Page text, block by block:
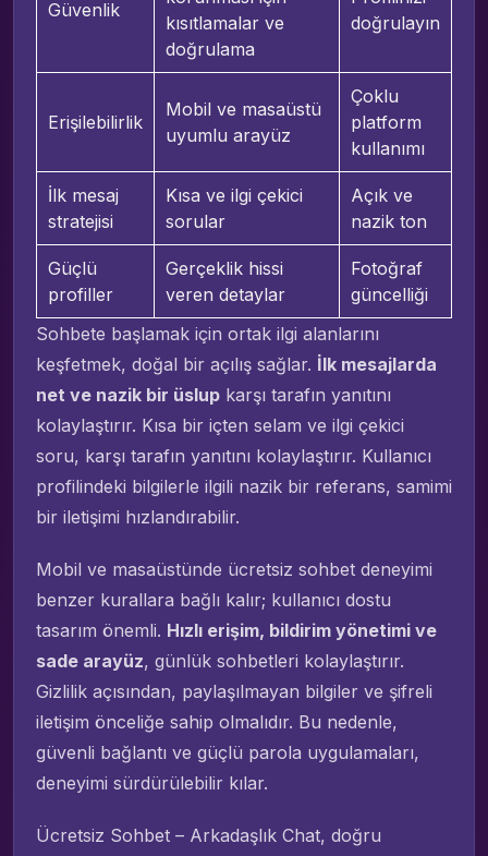
Güvenlik
kısıtlamalar ve
doğrulama
doğrulayın
Erişilebilirlik
Mobil ve masaüstü
uyumlu arayüz
Çoklu
platform
kullanımı
İlk mesaj
stratejisi
Kısa ve ilgi çekici
sorular
Açık ve
nazik ton
Güçlü
profiller
Gerçeklik hissi
veren detaylar
Fotoğraf
güncelliği
Sohbete başlamak için ortak ilgi alanlarını
keşfetmek, doğal bir açılış sağlar. İlk mesajlarda
net ve nazik bir üslup karşı tarafın yanıtını
kolaylaştırır. Kısa bir içten selam ve ilgi çekici
soru, karşı tarafın yanıtını kolaylaştırır. Kullanıcı
profilindeki bilgilerle ilgili nazik bir referans, samimi
bir iletişimi hızlandırabilir.
Mobil ve masaüstünde ücretsiz sohbet deneyimi
benzer kurallara bağlı kalır; kullanıcı dostu
tasarım önemli. Hızlı erişim, bildirim yönetimi ve
sade arayüz, günlük sohbetleri kolaylaştırır.
Gizlilik açısından, paylaşılmayan bilgiler ve şifreli
iletişim önceliğe sahip olmalıdır. Bu nedenle,
güvenli bağlantı ve güçlü parola uygulamaları,
deneyimi sürdürülebilir kılar.
Ücretsiz Sohbet – Arkadaşlık Chat, doğru